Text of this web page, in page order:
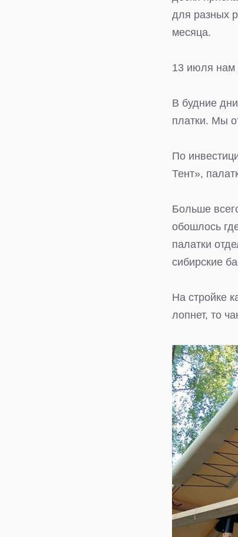
для разных
месяца.
13 июля нам
В будние
платки. Мы
По
Тент»,
Больше
обошлось
палатки
сибирские
На стройке
лопнет, то